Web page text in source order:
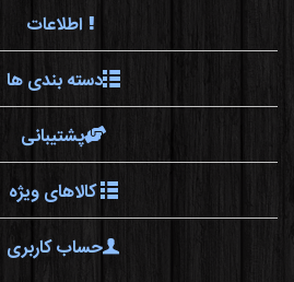
اطلاعات
دسته بندی ها
پشتیبانی
کالاهای ویژه
حساب کاربری